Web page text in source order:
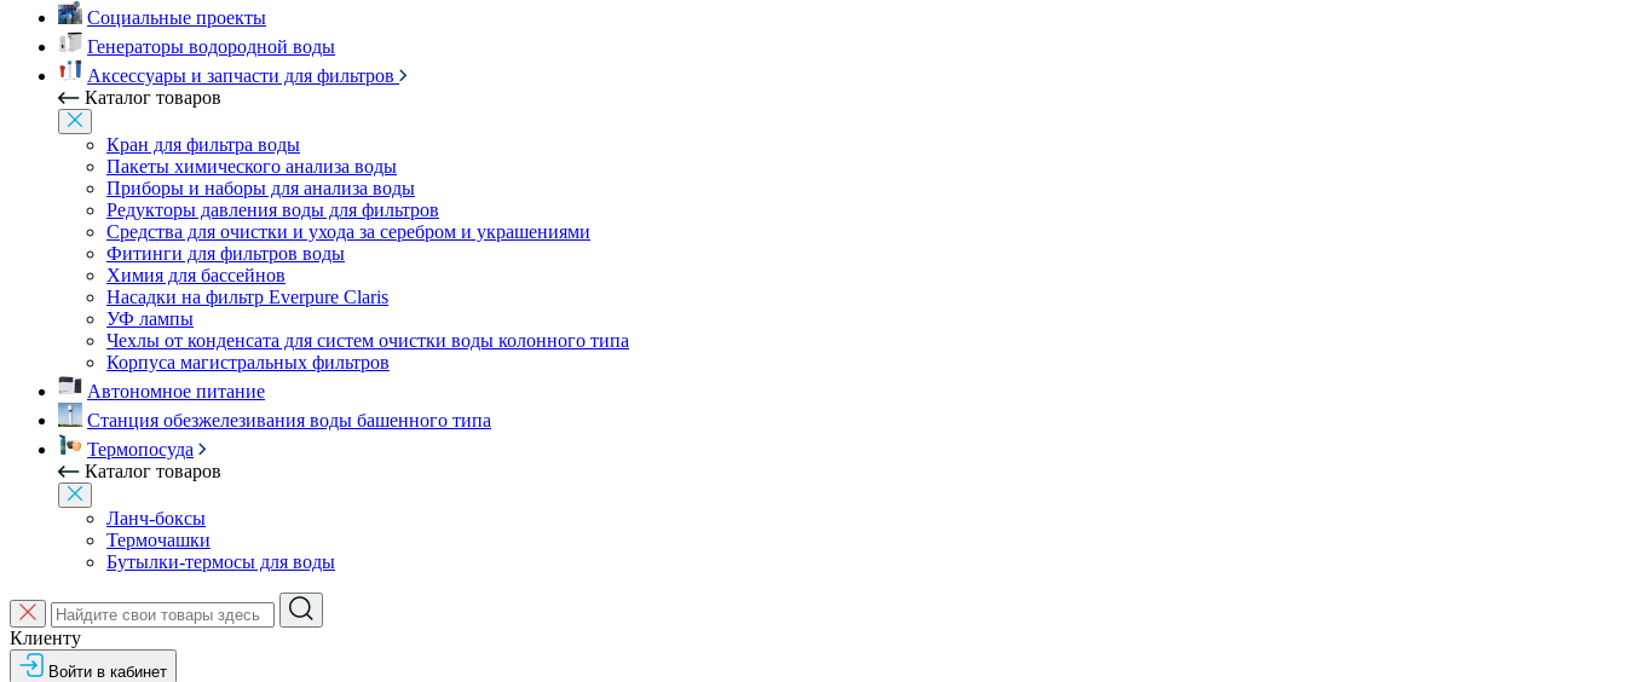
Социальные проекты
Генераторы водородной воды
Аксессуары и запчасти для фильтров
Каталог товаров
Кран для фильтра воды
Пакеты химического анализа воды
Приборы и наборы для анализа воды
Редукторы давления воды для фильтров
Средства для очистки и ухода за серебром и украшениями
Фитинги для фильтров воды
Химия для бассейнов
Насадки на фильтр Everpure Claris
УФ лампы
Чехлы от конденсата для систем очистки воды колонного типа
Корпуса магистральных фильтров
Автономное питание
Станция обезжелезивания воды башенного типа
Термопосуда
Каталог товаров
Ланч-боксы
Термочашки
Бутылки-термосы для воды
Клиенту
Войти в кабинет